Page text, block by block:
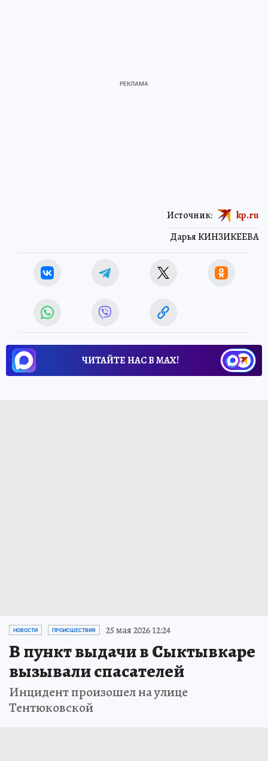
Дарья КИНЗИКЕЕВА
Источник: kp.ru
ЧИТАЙТЕ НАС В МАХ!
НОВОСТИ ПРОИСШЕСТВИЯ 25 мая 2026 12:24
В пункт выдачи в Сыктывкаре
вызывали спасателей
Инцидент произошел на улице
Тентюковской